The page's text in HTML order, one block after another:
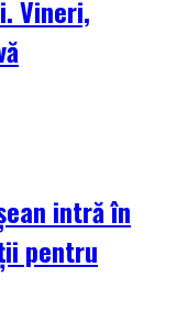
Vineri,
intră în
pentru